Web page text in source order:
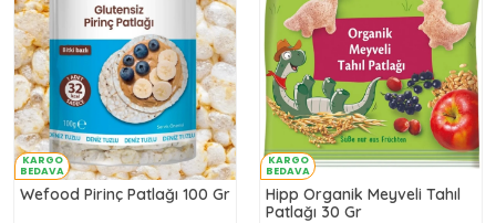
KARGO
BEDAVA
Wefood Pirinç Patlağı 100 Gr
KARGO
BEDAVA
Hipp Organik Meyveli Tahıl
Patlağı 30 Gr